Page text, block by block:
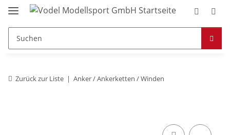
Zurück zur Liste Anker / Ankerketten / Winden